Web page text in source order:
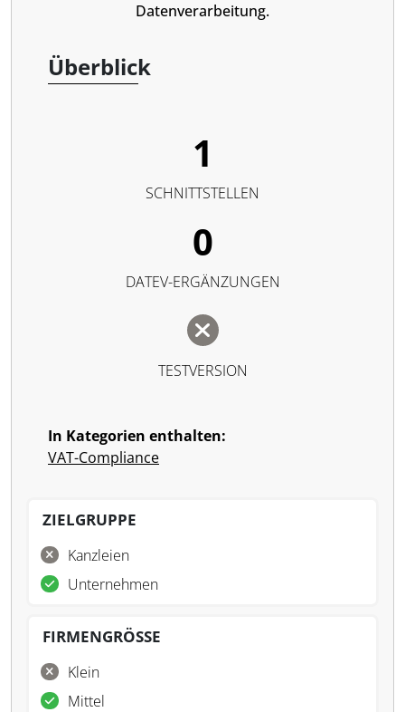
Datenverarbeitung.
Überblick
1
SCHNITTSTELLEN
0
DATEV-ERGÄNZUNGEN
TESTVERSION
In Kategorien enthalten:
VAT-Compliance
ZIELGRUPPE
Kanzleien
Unternehmen
FIRMENGRÖSSE
Klein
Mittel